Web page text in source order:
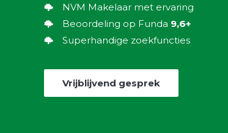
NVM Makelaar met ervaring
Beoordeling op Funda 9,6+
Superhandige zoekfuncties
Vrijblijvend gesprek